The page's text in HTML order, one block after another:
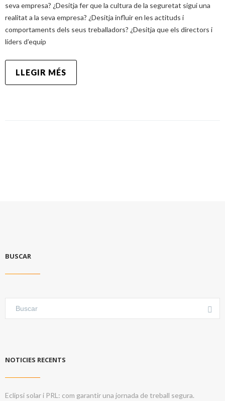
seva empresa? ¿Desitja fer que la cultura de la seguretat sigui una
realitat a la seva empresa? ¿Desitja influir en les actituds i
comportaments dels seus treballadors? ¿Desitja que els directors i
líders d’equip
LLEGIR MÉS
BUSCAR
NOTICIES RECENTS
Eclipsi solar i PRL: com garantir una jornada de treball segura.